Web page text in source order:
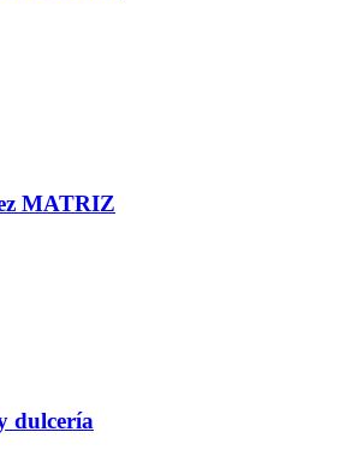
MATRIZ
dulcería